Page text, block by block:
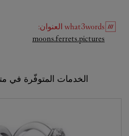
what3words العنوان:
moons.ferrets.pictures
New Tab
الخدمات المتوفّرة في